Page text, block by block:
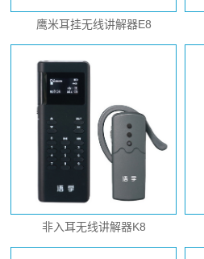
鹰米耳挂无线讲解器E8
非入耳无线讲解器K8